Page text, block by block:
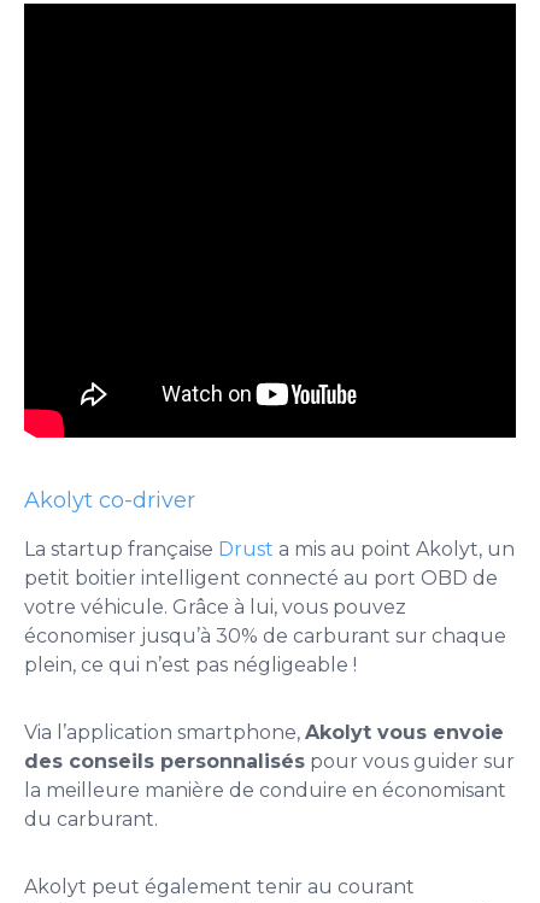
Akolyt co-driver
La startup française Drust a mis au point Akolyt, un
petit boitier intelligent connecté au port OBD de
votre véhicule. Grâce à lui, vous pouvez
économiser jusqu’à 30% de carburant sur chaque
plein, ce qui n’est pas négligeable !
Via l’application smartphone, Akolyt vous envoie
des conseils personnalisés pour vous guider sur
la meilleure manière de conduire en économisant
du carburant.
Akolyt peut également tenir au courant